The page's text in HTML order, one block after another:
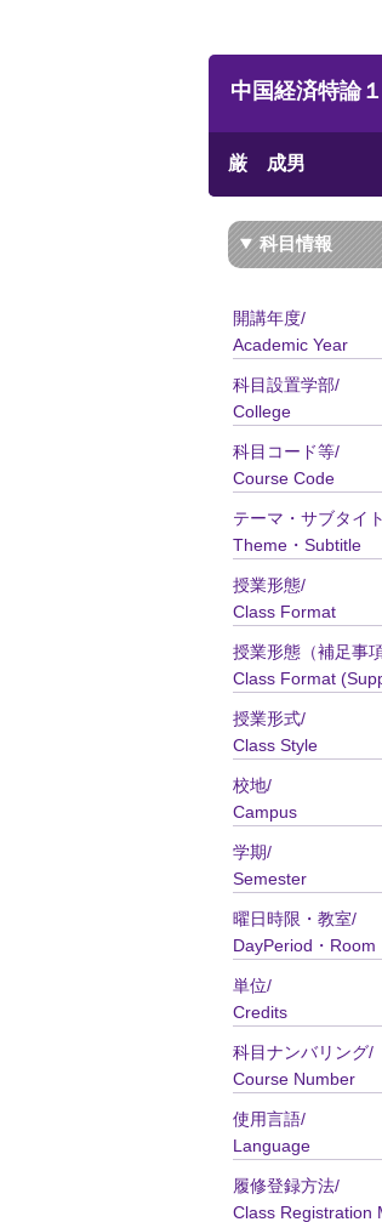
中国経済特論
厳 成男
科目情報
開講年度/
Academic Year
科目設置学部/
College
科目コード等/
Course Code
テーマ・サブタイ
Theme・Subtitle
授業形態/
Class Format
授業形態（補足事
Class Format
授業形式/
Class Style
校地/
Campus
学期/
Semester
曜日時限・教室/
DayPeriod・Room
単位/
Credits
科目ナンバリング/
Course Number
使用言語/
Language
履修登録方法/
Class Registration